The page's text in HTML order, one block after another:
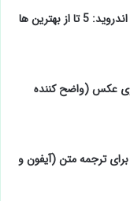
بهترین ها
عکس (واضح کننده
برای ترجمه متن (آیفون و